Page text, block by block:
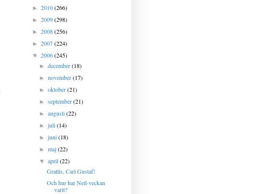
► 2010(266)
► 2009(298)
► 2008(256)
► 2007(224)
▼ 2006(245)
►december(18)
►november(17)
►oktober(21)
►september(21)
►augusti(22)
►juli(14)
►juni(18)
►maj(22)
▼april(22)
Grattis, Carl Gustaf!
Och hur har Neil-veckan
varit?